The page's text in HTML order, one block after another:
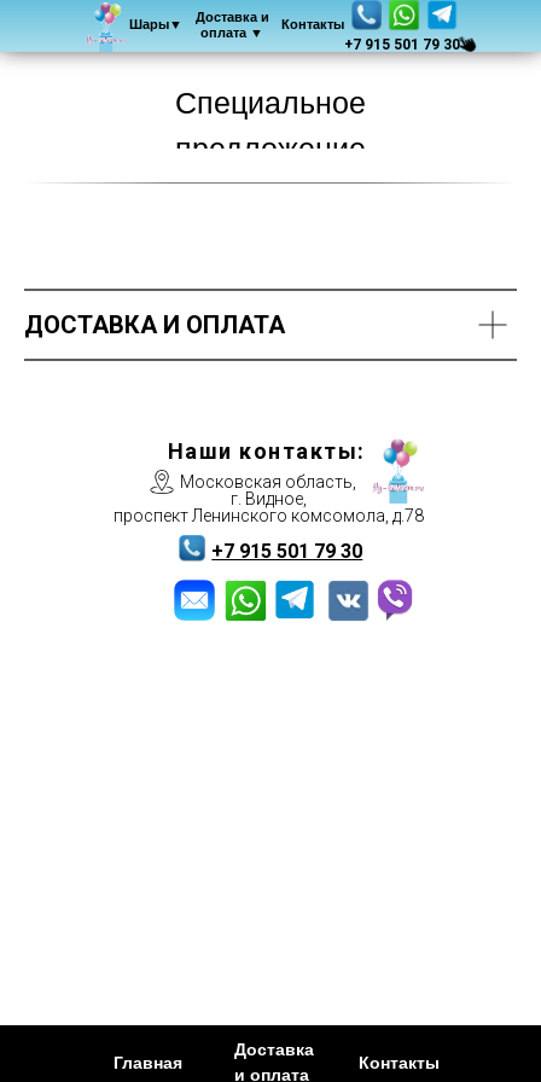
Доставка и
оплата ▼
Контакты
Шары▼
+7 915 501 79 30
Специальное
предложение
ДОСТАВКА И ОПЛАТА
Наши контакты:
Московская область,
г. Видное,
проспект Ленинского комсомола, д.78
+7 915 501 79 30
Главная
Доставка
и оплата
Контакты